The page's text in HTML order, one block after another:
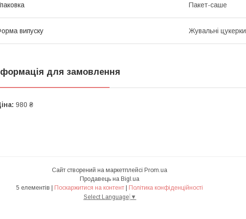
Пакет-саше
випуску Жувальні цукерки
для замовлення
980 ₴
Сайт створений на маркетплейсі Prom.ua
Продавець на Bigl.ua
5 елементів | Поскаржитися на контент | Політика конфіденційності
Select Language ▼